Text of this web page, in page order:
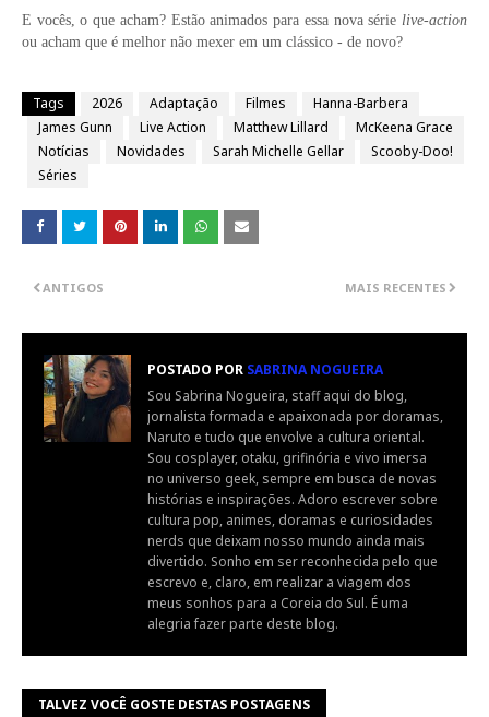
E vocês, o que acham? Estão animados para essa nova série live-action
ou acham que é melhor não mexer em um clássico - de novo?
Tags 2026 Adaptação Filmes
Hanna-Barbera
James Gunn
Live Action Matthew Lillard
McKeena Grace
Notícias
Novidades Sarah Michelle Gellar
Scooby-Doo!
Séries
MAIS RECENTES
ANTIGOS
POSTADO POR SABRINA NOGUEIRA
Sou Sabrina Nogueira, staff aqui do blog,
jornalista formada e apaixonada por doramas,
Naruto e tudo que envolve a cultura oriental.
Sou cosplayer, otaku, grifinória e vivo imersa
no universo geek, sempre em busca de novas
histórias e inspirações. Adoro escrever sobre
cultura pop, animes, doramas e curiosidades
nerds que deixam nosso mundo ainda mais
divertido. Sonho em ser reconhecida pelo que
escrevo e, claro, em realizar a viagem dos
meus sonhos para a Coreia do Sul. É uma
alegria fazer parte deste blog.
TALVEZ VOCÊ GOSTE DESTAS POSTAGENS